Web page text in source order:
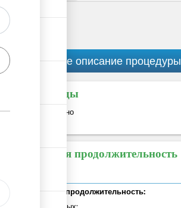
Краткое описание процедуры
Расходы
Бесплатно
Общая продолжительность
Общая продолжительность:
из которых: